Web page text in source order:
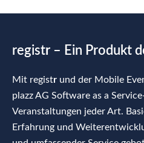
registr – Ein Produkt
Mit registr und der Mobile
plazz AG Software as a
Veranstaltungen jeder Art.
Erfahrung und